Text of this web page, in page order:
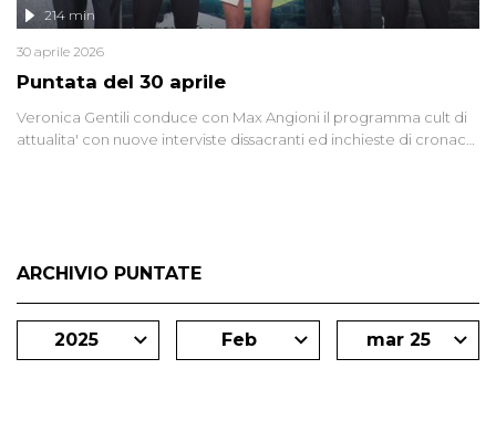
Puntata del 30 aprile
214 min
30 aprile 2026
Veronica Gentili conduce con Max Angioni il programma cult di
attualita' con nuove interviste dissacranti ed inchieste di cronaca
ARCHIVIO PUNTATE
2025 Feb mar 25